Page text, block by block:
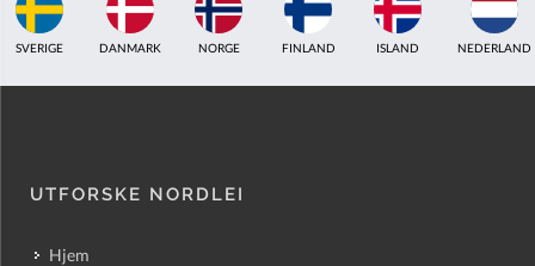
ISLAND NEDERLAND STORBRITANNIA INDIA ESTLAND AUSTRALIA
UTFORSKE NORDLEI
Hjem